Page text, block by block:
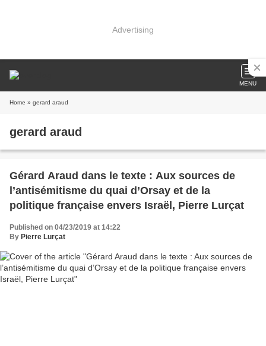
Advertising
MENU
Home » gerard araud
gerard araud
Gérard Araud dans le texte : Aux sources de
l’antisémitisme du quai d’Orsay et de la
politique française envers Israël, Pierre Lurçat
Published on 04/23/2019 at 14:22
By Pierre Lurçat